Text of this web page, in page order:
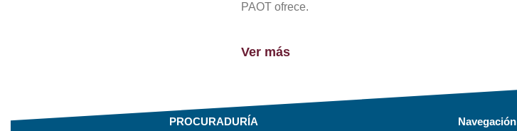
PAOT ofrece.
Ver más
PROCURADURÍA Navegación